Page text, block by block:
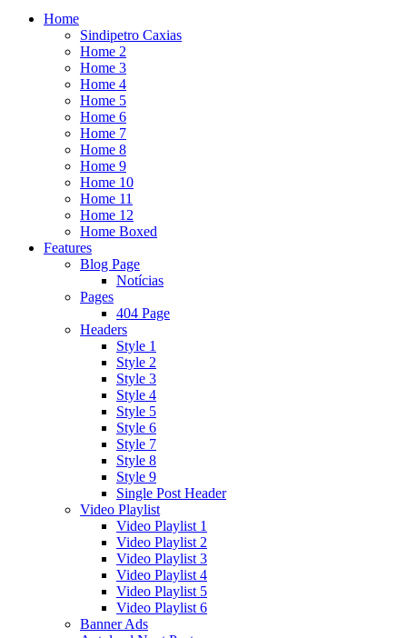
Home
Sindipetro Caxias
Home 2
Home 3
Home 4
Home 5
Home 6
Home 7
Home 8
Home 9
Home 10
Home 11
Home 12
Home Boxed
Features
Blog Page
Notícias
Pages
404 Page
Headers
Style 1
Style 2
Style 3
Style 4
Style 5
Style 6
Style 7
Style 8
Style 9
Single Post Header
Video Playlist
Video Playlist 1
Video Playlist 2
Video Playlist 3
Video Playlist 4
Video Playlist 5
Video Playlist 6
Banner Ads